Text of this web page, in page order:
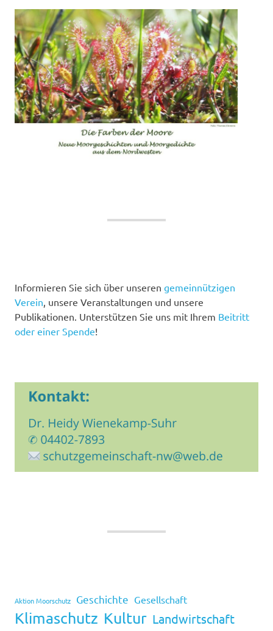
Informieren Sie sich über unseren gemeinnützigen
Verein, unsere Veranstaltungen und unsere
Publikationen. Unterstützen Sie uns mit Ihrem Beitritt
oder einer Spende!
Aktion Moorschutz Geschichte Gesellschaft
Klimaschutz Kultur Landwirtschaft